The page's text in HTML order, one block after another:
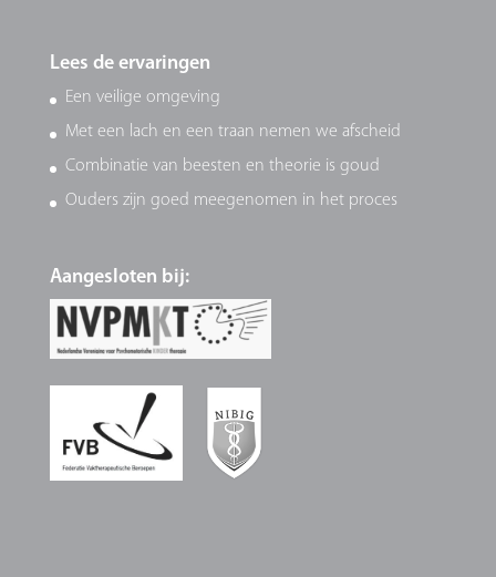
Lees de ervaringen
Een veilige omgeving
Met een lach en een traan nemen we afscheid
Combinatie van beesten en theorie is goud
Ouders zijn goed meegenomen in het proces
Aangesloten bij: